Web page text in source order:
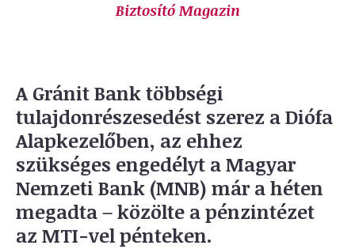
Biztosító Magazin
A Gránit Bank többségi
tulajdonrészesedést szerez a Diófa
Alapkezelőben, az ehhez
szükséges engedélyt a Magyar
Nemzeti Bank (MNB) már a héten
megadta – közölte a pénzintézet
az MTI-vel pénteken.